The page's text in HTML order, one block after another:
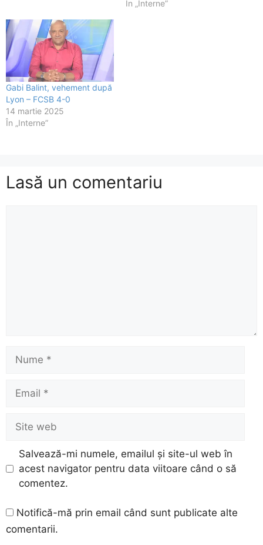
În „Interne”
Gabi Balint, vehement după
Lyon – FCSB 4-0
14 martie 2025
În „Interne”
Lasă un comentariu
web
Salvează-mi numele, emailul și site-ul web în
acest navigator pentru data viitoare când o să
comentez.
Notifică-mă prin email când sunt publicate alte
comentarii.